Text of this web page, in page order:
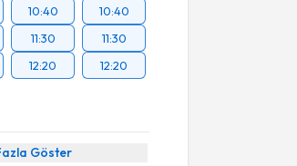
10:40
11:30
12:20
10:40
11:30
12:20
Göster